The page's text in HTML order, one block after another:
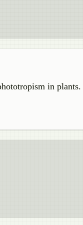
in plants.